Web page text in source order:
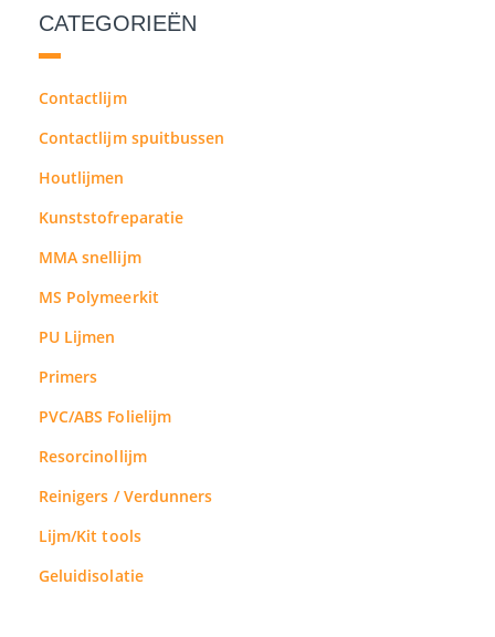
CATEGORIEËN
Contactlijm
Contactlijm spuitbussen
Houtlijmen
Kunststofreparatie
MMA snellijm
MS Polymeerkit
PU Lijmen
Primers
PVC/ABS Folielijm
Resorcinollijm
Reinigers / Verdunners
Lijm/Kit tools
Geluidisolatie